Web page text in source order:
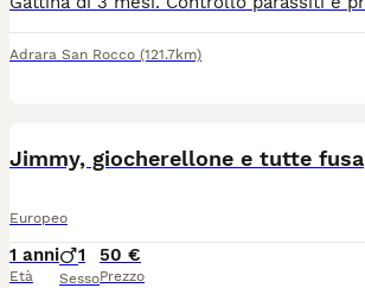
Adrara San Rocco (121.7km)
Jimmy, giocherellone e tutte fusa
Europeo
1 anni
Età
1
Sesso
50 €
Prezzo